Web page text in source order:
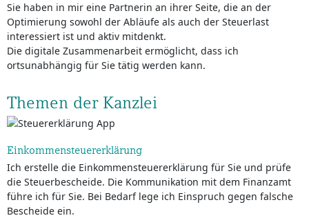
Sie haben in mir eine Partnerin an ihrer Seite, die an der
Optimierung sowohl der Abläufe als auch der Steuerlast
interessiert ist und aktiv mitdenkt.
Die digitale Zusammenarbeit ermöglicht, dass ich
ortsunabhängig für Sie tätig werden kann.
Themen der Kanzlei
Einkommensteuererklärung
Ich erstelle die Einkommensteuererklärung für Sie und prüfe
die Steuerbescheide. Die Kommunikation mit dem Finanzamt
führe ich für Sie. Bei Bedarf lege ich Einspruch gegen falsche
Bescheide ein.